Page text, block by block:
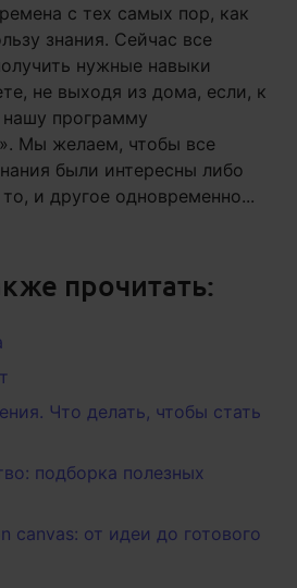
с тех самых пор, как
знания. Сейчас все
нужные навыки
не выходя из дома, если, к
программу
». Мы желаем, чтобы все
были интересны либо
и другое одновременно...
прочитать:
Что делать, чтобы стать
подборка полезных
canvas: от идеи до готового